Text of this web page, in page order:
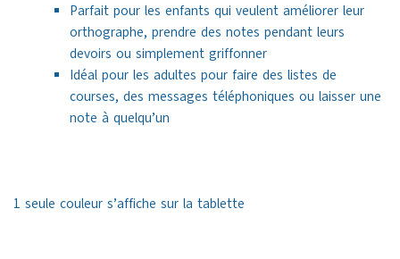
Parfait pour les enfants qui veulent améliorer leur
orthographe, prendre des notes pendant leurs
devoirs ou simplement griffonner
Idéal pour les adultes pour faire des listes de
courses, des messages téléphoniques ou laisser une
note à quelqu’un
1 seule couleur s’affiche sur la tablette